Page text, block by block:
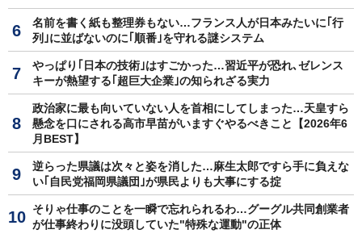
名前を書く紙も整理券もない…フランス人が日本みたいに｢行
列｣に並ばないのに｢順番｣を守れる謎システム
やっぱり｢日本の技術｣はすごかった…習近平が恐れ､ゼレンス
キーが熱望する｢超巨大企業｣の知られざる実力
政治家に最も向いていない人を首相にしてしまった…天皇すら
懸念を口にされる高市早苗がいますぐやるべきこと【2026年6
月BEST】
逆らった県議は次々と姿を消した…麻生太郎ですら手に負えな
い｢自民党福岡県議団｣が県民よりも大事にする掟
そりゃ仕事のことを一瞬で忘れられるわ…グーグル共同創業者
が仕事終わりに没頭していた"特殊な運動"の正体